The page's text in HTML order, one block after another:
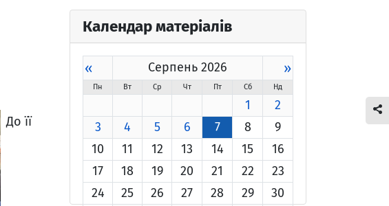
До її
Календар матеріалів
« Серпень 2026 »
Пн Вт Ср Чт Пт Сб Нд
1
2
3
4 5 6 7 8
9
10
11 12 13 14 15
16
17
18 19 20 21 22
23
24
25 26 27 28 29
30